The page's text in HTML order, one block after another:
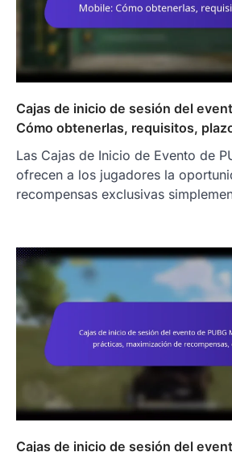
Cajas de inicio de sesión del
Cómo obtenerlas, requisitos,
Las Cajas de Inicio de Evento de
ofrecen a los jugadores la
recompensas exclusivas
Cajas de inicio de sesión del